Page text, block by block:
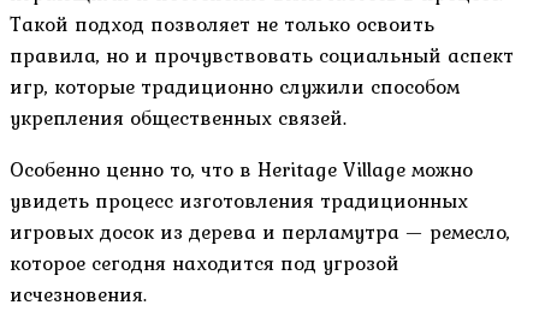
Такой подход позволяет не только освоить
правила, но и прочувствовать социальный аспект
игр, которые традиционно служили способом
укрепления общественных связей.
Особенно ценно то, что в Heritage Village можно
увидеть процесс изготовления традиционных
игровых досок из дерева и перламутра — ремесло,
которое сегодня находится под угрозой
исчезновения.